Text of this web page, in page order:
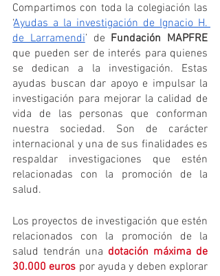
Compartimos con toda la colegiación las
‘Ayudas a la investigación de Ignacio H.
de Larramendi’ de Fundación MAPFRE
que pueden ser de interés para quienes
se dedican a la investigación. Estas
ayudas buscan dar apoyo e impulsar la
investigación para mejorar la calidad de
vida de las personas que conforman
nuestra sociedad. Son de carácter
internacional y una de sus finalidades es
respaldar investigaciones que estén
relacionadas con la promoción de la
salud.
Los proyectos de investigación que estén
relacionados con la promoción de la
salud tendrán una dotación máxima de
30.000 euros por ayuda y deben explorar